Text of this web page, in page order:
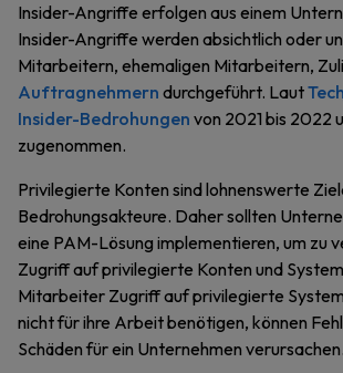
Insider-Angriffe erfolgen aus einem
Insider-Angriffe werden absichtlich oder
Mitarbeitern, ehemaligen Mitarbeitern,
Auftragnehmern durchgeführt. Laut
Insider-Bedrohungen von 2021 bis 2022
zugenommen.
Privilegierte Konten sind lohnenswerte
Bedrohungsakteure. Daher sollten
eine PAM-Lösung implementieren, um zu
Zugriff auf privilegierte Konten und
Mitarbeiter Zugriff auf privilegierte
nicht für ihre Arbeit benötigen, können
Schäden für ein Unternehmen verursachen.